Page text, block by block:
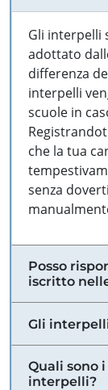
Gli interpelli
adottato
differenza
interpelli
scuole in
che la tua
senza
Posso
iscritto
Gli
Quali sono
interpelli?